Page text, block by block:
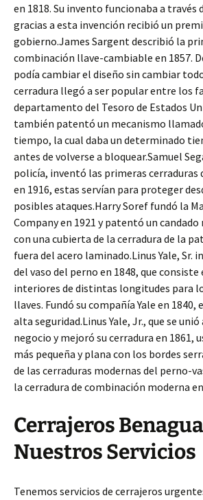
en 1818. Su invento funcionaba a través
gracias a esta invención recibió un
gobierno.James Sargent describió la
combinación llave-cambiable en 1857.
podía cambiar el diseño sin cambiar
cerradura llegó a ser popular entre los
departamento del Tesoro de Estados
también patentó un mecanismo
tiempo, la cual daba un determinado
antes de volverse a bloquear.Samuel
policía, inventó las primeras cerraduras
en 1916, estas servían para proteger
posibles ataques.Harry Soref fundó la
Company en 1921 y patentó un candado
con una cubierta de la cerradura de la
fuera del acero laminado.Linus Yale, Sr.
del vaso del perno en 1848, que
interiores de distintas longitudes para
llaves. Fundó su compañía Yale en 1840,
alta seguridad.Linus Yale, Jr., que se unió
negocio y mejoró su cerradura en 1861,
más pequeña y plana con los bordes
de las cerraduras modernas del perno-
la cerradura de combinación moderna
Cerrajeros
Nuestros Servicios
Tenemos servicios de cerrajeros